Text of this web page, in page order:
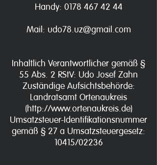
Handy: 0178 467 42 44
Mail: udo78.uz@gmail.com
Inhaltlich Verantwortlicher gemäß §
55 Abs. 2 RStV: Udo Josef Zahn
Zuständige Aufsichtsbehörde:
Landratsamt Ortenaukreis
(http://www.ortenaukreis.de)
Umsatzsteuer-Identifikationsnummer
gemäß § 27 a Umsatzsteuergesetz:
10415/02236